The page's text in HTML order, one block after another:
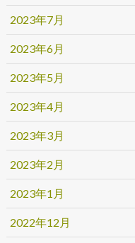
2023年7月
2023年6月
2023年5月
2023年4月
2023年3月
2023年2月
2023年1月
2022年12月